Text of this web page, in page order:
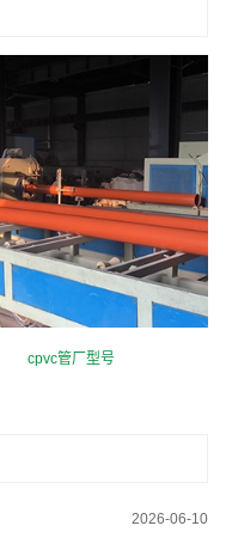
cpvc管厂型号
2026-06-10